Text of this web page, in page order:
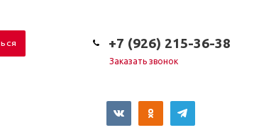
+7 (926) 215-36-38
Заказать звонок